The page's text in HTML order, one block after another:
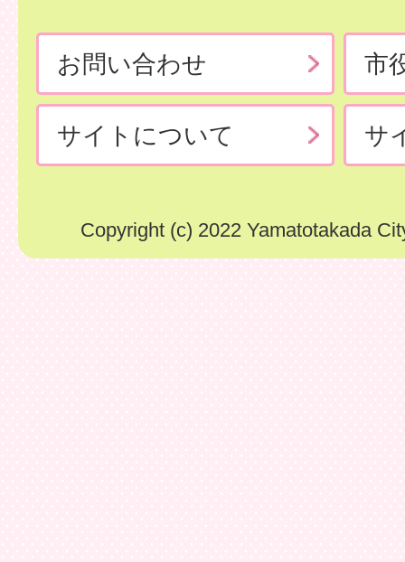
お問い合わせ 市
サイトについて サ
Copyright (c) 2022 Yamatotakada